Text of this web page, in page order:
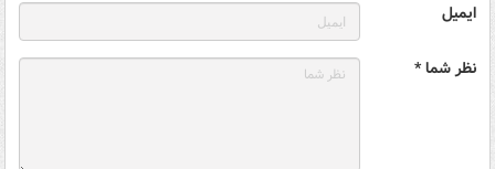
ایمیل
نظر شما *